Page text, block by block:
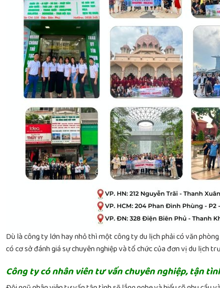
Dù là công ty lớn hay nhỏ thìmột công ty du lịch phải có văn
có cơ sở đánh giá sự chuyên nghiệp và tổ chức của đơn vị du lịch
Công ty có nhân viên tư vấn chuyên nghiệp, tận